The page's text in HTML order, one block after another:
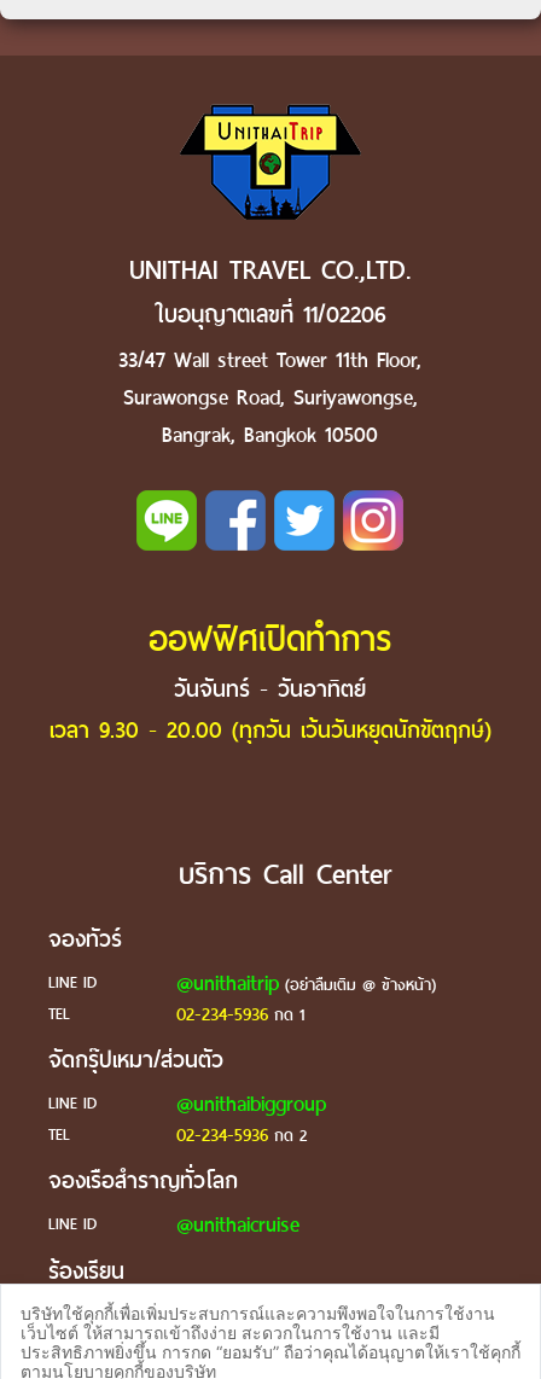
UNITHAI TRAVEL CO.,LTD.
ใบอนุญาตเลขที่ 11/02206
33/47 Wall street Tower 11th Floor,
Surawongse Road, Suriyawongse,
Bangrak, Bangkok 10500
ออฟฟิศเปิดทำการ
วันจันทร์ - วันอาทิตย์
เวลา 9.30 - 20.00 (ทุกวัน เว้นวันหยุดนักขัตฤกษ์)
บริการ Call Center
จองทัวร์
LINE ID @unithaitrip(อย่าลืมเติม @ ข้างหน้า)
TEL
02-234-5936กด 1
จัดกรุ๊ปเหมา/ส่วนตัว
LINE ID @unithaibiggroup
TEL 02-234-5936กด 2
จองเรือสำราญทั่วโลก
LINE ID @unithaicruise
ร้องเรียน
LINE ID @unithaicare
บริษัทใช้คุกกี้เพื่อเพิ่มประสบการณ์และความพึงพอใจในการใช้งาน
เว็บไซต์ ให้สามารถเข้าถึงง่าย สะดวกในการใช้งาน และมี
ประสิทธิภาพยิ่งขึ้น การกด “ยอมรับ” ถือว่าคุณได้อนุญาตให้เราใช้คุกกี้
ตามนโยบายคุกกี้ของบริษัท